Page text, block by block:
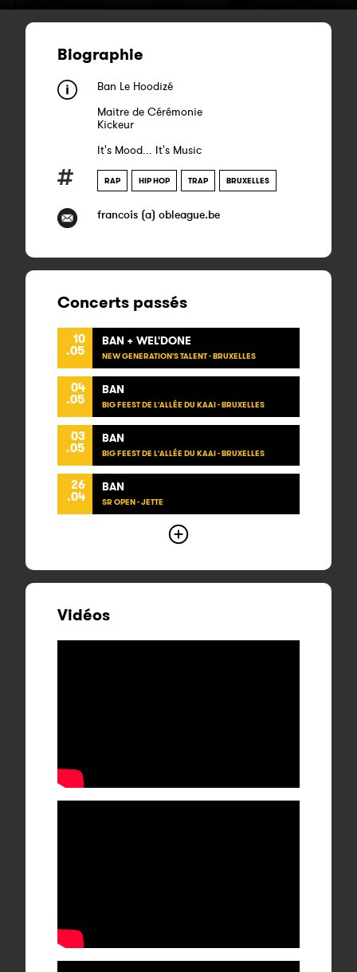
Biographie
Ban Le Hoodizé
Maitre de Cérémonie
Kickeur
It's Mood... It's Music
RAP HIP HOP TRAP BRUXELLES
francois (a) obleague.be
Concerts passés
10
.05
BAN + WEL'DONE
NEW GENERATION'S TALENT - BRUXELLES
04
.05
BAN
BIG FEEST DE L'ALLÉE DU KAAI - BRUXELLES
03
.05
BAN
BIG FEEST DE L'ALLÉE DU KAAI - BRUXELLES
26
.04
BAN
SR OPEN - JETTE
Vidéos